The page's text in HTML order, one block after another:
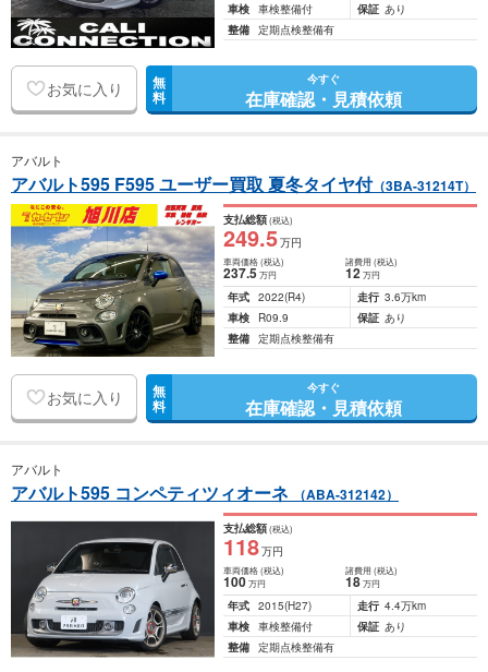
車検 車検整備付 保証 あり
整備 定期点検整備有
お気に入り 無
料
今すぐ
在庫確認・見積依頼
アバルト
アバルト595 F595 ユーザー買取 夏冬タイヤ付（3BA-31214T）
支払総額(税込)
249.5万円
車両価格(税込)
237.5万円
諸費用 (税込)
12 万円
年式 2022(R4) 走行 3.6万km
車検
R09.9 保証 あり
整備 定期点検整備有
お気に入り 無
料
今すぐ
在庫確認・見積依頼
アバルト
アバルト595 コンペティツィオーネ （ABA-312142）
支払総額(税込)
118万円
車両価格(税込)
100万円
諸費用 (税込)
18 万円
年式 2015(H27) 走行 4.4万km
車検 車検整備付 保証 あり
整備 定期点検整備有